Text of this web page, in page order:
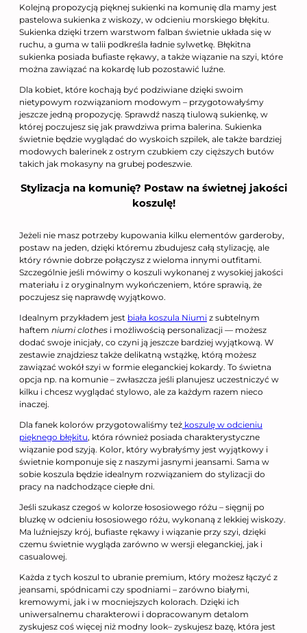
Kolejną propozycją pięknej sukienki na komunię dla mamy jest
pastelowa sukienka z wiskozy, w odcieniu morskiego błękitu.
Sukienka dzięki trzem warstwom falban świetnie układa się w
ruchu, a guma w talii podkreśla ładnie sylwetkę. Błękitna
sukienka posiada bufiaste rękawy, a także wiązanie na szyi, które
można zawiązać na kokardę lub pozostawić luźne.
Dla kobiet, które kochają być podziwiane dzięki swoim
nietypowym rozwiązaniom modowym – przygotowałyśmy
jeszcze jedną propozycję. Sprawdź naszą tiulową sukienkę, w
której poczujesz się jak prawdziwa prima balerina. Sukienka
świetnie będzie wyglądać do wyskoich szpilek, ale także bardziej
modowych balerinek z ostrym czubkiem czy cięższych butów
takich jak mokasyny na grubej podeszwie.
Stylizacja na komunię? Postaw na świetnej jakości
koszulę!
Jeżeli nie masz potrzeby kupowania kilku elementów garderoby,
postaw na jeden, dzięki któremu zbudujesz całą stylizację, ale
który równie dobrze połączysz z wieloma innymi outfitami.
Szczególnie jeśli mówimy o koszuli wykonanej z wysokiej jakości
materiału i z oryginalnym wykończeniem, które sprawią, że
poczujesz się naprawdę wyjątkowo.
Idealnym przykładem jest biała koszula Niumi z subtelnym
haftem niumi clothes i możliwością personalizacji — możesz
dodać swoje inicjały, co czyni ją jeszcze bardziej wyjątkową. W
zestawie znajdziesz także delikatną wstążkę, którą możesz
zawiązać wokół szyi w formie eleganckiej kokardy. To świetna
opcja np. na komunie – zwłaszcza jeśli planujesz uczestniczyć w
kilku i chcesz wyglądać stylowo, ale za każdym razem nieco
inaczej.
Dla fanek kolorów przygotowaliśmy też koszulę w odcieniu
pięknego błękitu, która również posiada charakterystyczne
wiązanie pod szyją. Kolor, który wybrałyśmy jest wyjątkowy i
świetnie komponuje się z naszymi jasnymi jeansami. Sama w
sobie koszula będzie idealnym rozwiązaniem do stylizacji do
pracy na nadchodzące ciepłe dni.
Jeśli szukasz czegoś w kolorze łososiowego różu – sięgnij po
bluzkę w odcieniu łososiowego różu, wykonaną z lekkiej wiskozy.
Ma luźniejszy krój, bufiaste rękawy i wiązanie przy szyi, dzięki
czemu świetnie wygląda zarówno w wersji eleganckiej, jak i
casualowej.
Każda z tych koszul to ubranie premium, który możesz łączyć z
jeansami, spódnicami czy spodniami – zarówno białymi,
kremowymi, jak i w mocniejszych kolorach. Dzięki ich
uniwersalnemu charakterowi i dopracowanym detalom
zyskujesz coś więcej niż modny look– zyskujesz bazę, która jest